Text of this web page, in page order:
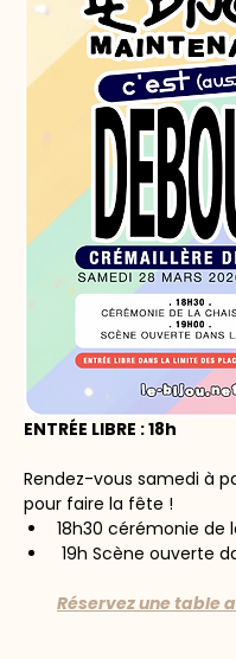
ENTRÉE LIBRE : 18h
Rendez-vous samedi à
pour faire la fête !
18h30 cérémonie de
19h Scène ouverte
Réservez une table